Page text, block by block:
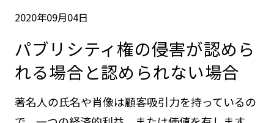
2020年09月04日
パブリシティ権の侵害が認めら
れる場合と認められない場合
著名人の氏名や肖像は顧客吸引力を持っているの